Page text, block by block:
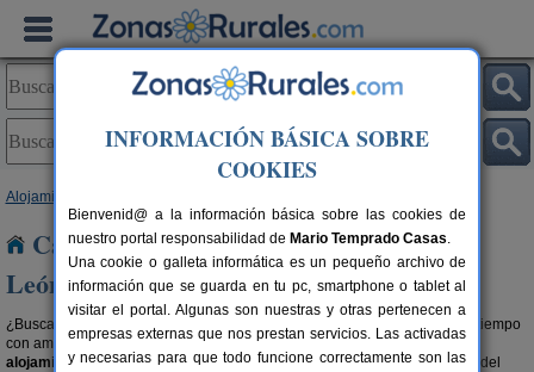
Alojamientos
Casas rurales con piscina en Castilla y
León
¿Buscas casas rurales con piscina en Castilla y León? Disfruta del buen tiempo
con amigos, familiares o en pareja. Aquí también encontrarás algunos
alojamientos con piscina climatizada , para disfrutar en cualquier época del
INFORMACIÓN BÁSICA SOBRE
COOKIES
Bienvenid@ a la información básica sobre las cookies de
nuestro portal responsabilidad de Mario Temprado Casas.
Una cookie o galleta informática es un pequeño archivo de
información que se guarda en tu pc, smartphone o tablet al
visitar el portal. Algunas son nuestras y otras pertenecen a
empresas externas que nos prestan servicios. Las activadas
y necesarias para que todo funcione correctamente son las